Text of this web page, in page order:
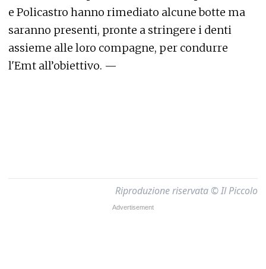
e Policastro hanno rimediato alcune botte ma
saranno presenti, pronte a stringere i denti
assieme alle loro compagne, per condurre
l'Emt all’obiettivo. —
Riproduzione riservata © Il Piccolo